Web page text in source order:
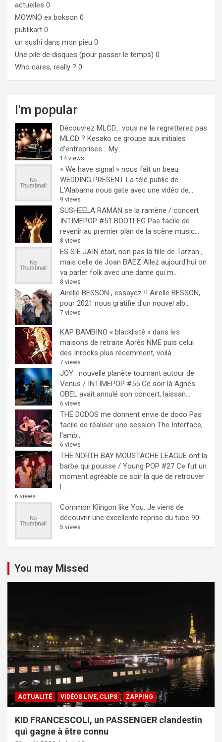
actuelles 0
MOWNO ex bokson 0
publikart 0
un sushi dans mon pieu 0
Une pile de disques (pour passer le temps) 0
Who cares, really ? 0
I'm popular
Découvrez MLCD… vous ne le regretterez pas
MLCD ? Kesako ce groupe aux initiales
d’entreprises… My...
14 views
« We have signal » nous fait un beau
WEDDING PRESENT La télé public de
L'Alabama nous gate avec une vidéo de...
9 views
SUSHEELA RAMAN se la ramène / concert
INTIMEPOP #51 BOOTLEG Pas facile de
revenir au premier plan de la scène music...
8 views
ES SIE JAIN était, non pas la fille de Tarzan ,
mais celle de Joan BAEZ Allez aujourd'hui on
va parler folk avec une dame qui m...
8 views
Airelle BESSON , essayez !! Airelle BESSON,
pour 2021 nous gratifie d'un nouvel alb...
7 views
KAP BAMBINO « blacklisté » dans les
maisons de retraite Après NME puis celui
des Inrocks plus récemment, voilà...
7 views
JOY : nouvelle planète tournant autour de
Venus / INTIMEPOP #55 Ce soir là Agnès
OBEL avait annulé son concert, laissan...
6 views
THE DODOS me donnent envie de dodo Pas
facile de réaliser une session The Interface,
l'amb...
6 views
THE NORTH BAY MOUSTACHE LEAGUE ont la
barbe qui pousse / Young POP #27 Ce fut un
moment agréable ce soir là que de retrouver
l...
6 views
Common Klingon like You. Je viens de
découvrir une excellente reprise du tube 90...
5 views
You may Missed
ACTUALITÉ VIDÉOS LIVE, CLIPS ZAPPING
KID FRANCESCOLI, un PASSENGER clandestin
qui gagne à être connu